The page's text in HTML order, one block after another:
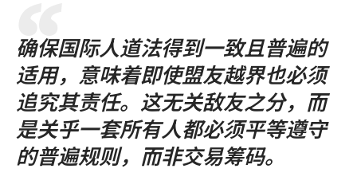
确保国际人道法得到一致且普遍的
适用，意味着即使盟友越界也必须
追究其责任。这无关敌友之分，而
是关乎一套所有人都必须平等遵守
的普遍规则，而非交易筹码。